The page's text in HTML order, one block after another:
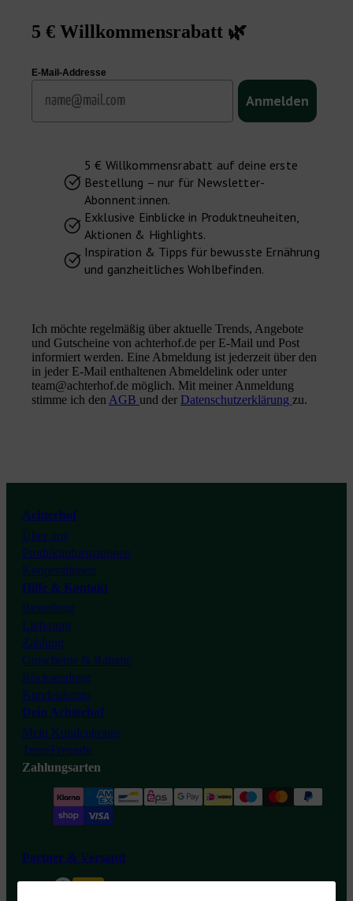
5 € Willkommensrabatt 🌿
E-Mail-Addresse
Email
Anmelden
5 € Willkommensrabatt auf deine erste
Bestellung – nur für Newsletter-
Abonnent:innen.
Exklusive Einblicke in Produktneuheiten,
Aktionen & Highlights.
Inspiration & Tipps für bewusste Ernährung
und ganzheitliches Wohlbefinden.
Ich möchte regelmäßig über aktuelle Trends, Angebote
und Gutscheine von achterhof.de per E-Mail und Post
informiert werden. Eine Abmeldung ist jederzeit über den
in jeder E-Mail enthaltenen Abmeldelink oder unter
team@achterhof.de möglich. Mit meiner Anmeldung
stimme ich den AGB und der Datenschutzerklärung zu.
Instagram
Achterhof
Über uns
Produktinformationen
Kooperationen
Hilfe & Kontakt
Bestellung
Lieferung
Zahlung
Gutscheine & Rabatte
Rücksendung
Kundenkonto
Dein Achterhof
Mein Kundenkonto
TreueFreunde
Zahlungsarten
Partner & Versand